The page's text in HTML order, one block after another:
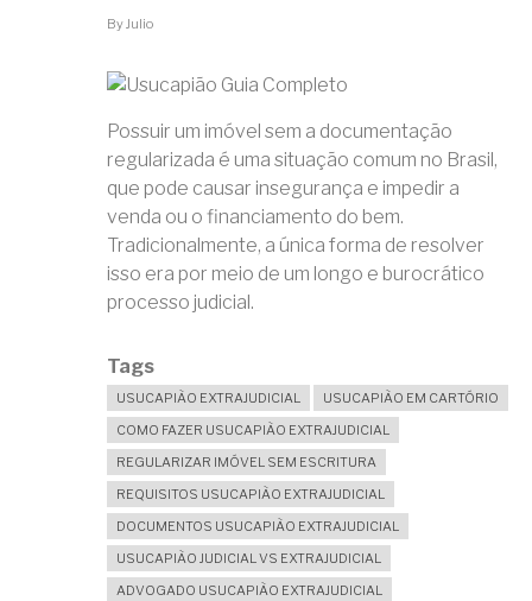
By Julio
Possuir um imóvel sem a documentação
regularizada é uma situação comum no Brasil,
que pode causar insegurança e impedir a
venda ou o financiamento do bem.
Tradicionalmente, a única forma de resolver
isso era por meio de um longo e burocrático
processo judicial.
Tags
USUCAPIÃO EXTRAJUDICIAL
USUCAPIÃO EM CARTÓRIO
COMO FAZER USUCAPIÃO EXTRAJUDICIAL
REGULARIZAR IMÓVEL SEM ESCRITURA
REQUISITOS USUCAPIÃO EXTRAJUDICIAL
DOCUMENTOS USUCAPIÃO EXTRAJUDICIAL
USUCAPIÃO JUDICIAL VS EXTRAJUDICIAL
ADVOGADO USUCAPIÃO EXTRAJUDICIAL